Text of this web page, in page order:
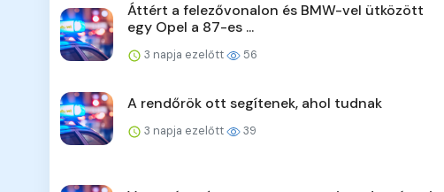
Áttért a felezővonalon és BMW-vel ütközött
egy Opel a 87-es ...
3 napja ezelőtt 56
A rendőrök ott segítenek, ahol tudnak
3 napja ezelőtt 39